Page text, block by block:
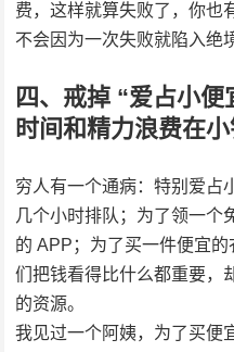
费，这样就算失败了，你也
不会因为一次失败就陷入绝
四、戒掉 “爱占小
时间和精力浪费在
穷人有一个通病：特别爱占
几个小时排队；为了领一个
的 APP；为了买一件便宜
们把钱看得比什么都重要，
的资源。
我见过一个阿姨，为了买便